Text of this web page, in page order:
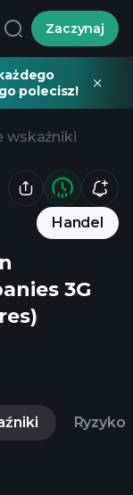
Zaczynaj
polecisz!
wskaźniki
Handel
3G
Ryzyko